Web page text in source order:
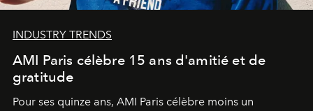
INDUSTRY TRENDS
AMI Paris célèbre 15 ans d'amitié et de
gratitude
Pour ses quinze ans, AMI Paris célèbre moins un